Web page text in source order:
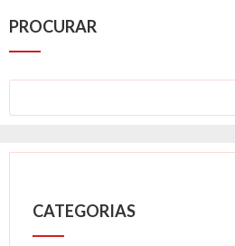
PROCURAR
CATEGORIAS